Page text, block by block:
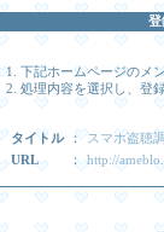
登
下記ホームページのメ
処理内容を選択し、登
タイトル ： スマホ盗聴
URL
： http://